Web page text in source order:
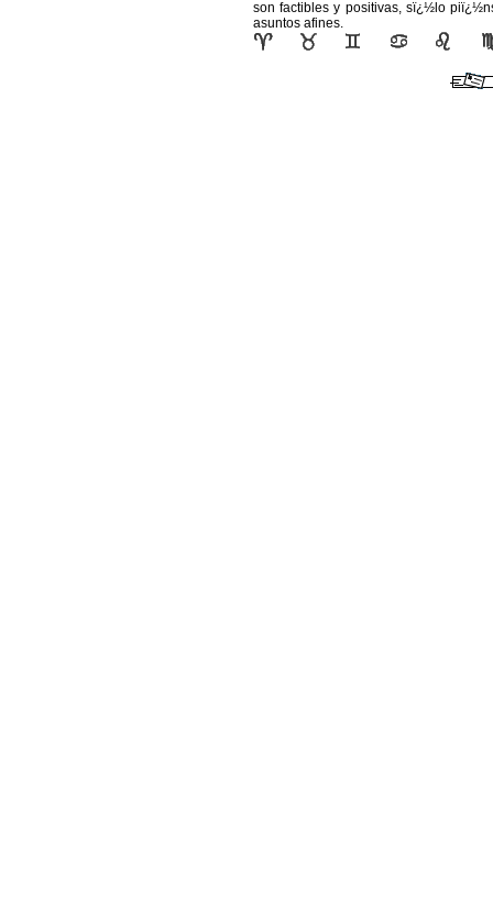
son factibles y positivas, sï¿½lo
asuntos afines.